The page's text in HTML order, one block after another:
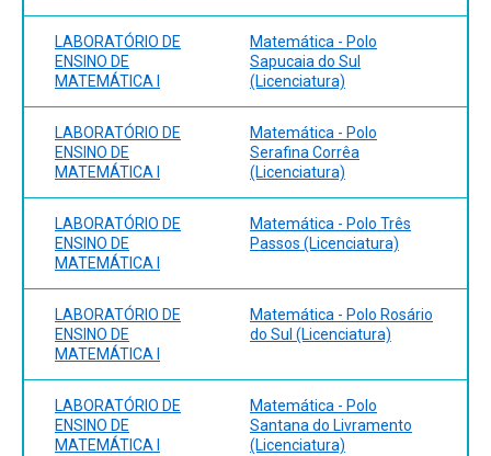
LABORATÓRIO DE
ENSINO DE
MATEMÁTICA I
Matemática - Polo
Sapucaia do Sul
(Licenciatura)
LABORATÓRIO DE
ENSINO DE
MATEMÁTICA I
Matemática - Polo
Serafina Corrêa
(Licenciatura)
LABORATÓRIO DE
ENSINO DE
MATEMÁTICA I
Matemática - Polo Três
Passos (Licenciatura)
LABORATÓRIO DE
ENSINO DE
MATEMÁTICA I
Matemática - Polo Rosário
do Sul (Licenciatura)
LABORATÓRIO DE
ENSINO DE
MATEMÁTICA I
Matemática - Polo
Santana do Livramento
(Licenciatura)